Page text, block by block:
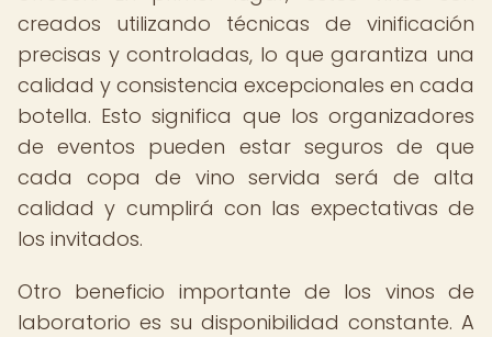
creados utilizando técnicas de vinificación
precisas y controladas, lo que garantiza una
calidad y consistencia excepcionales en cada
botella. Esto significa que los organizadores
de eventos pueden estar seguros de que
cada copa de vino servida será de alta
calidad y cumplirá con las expectativas de
los invitados.
Otro beneficio importante de los vinos de
laboratorio es su disponibilidad constante. A